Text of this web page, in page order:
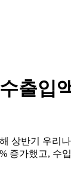
출입
상반기 우리
증가했고, 수